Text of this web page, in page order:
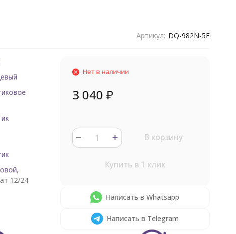
Артикул: DQ-982N-5E
,
12/24
Нет в наличии
3 040 ₽
В корзину
Купить в 1 клик
Написать в Whatsapp
Написать в Telegram